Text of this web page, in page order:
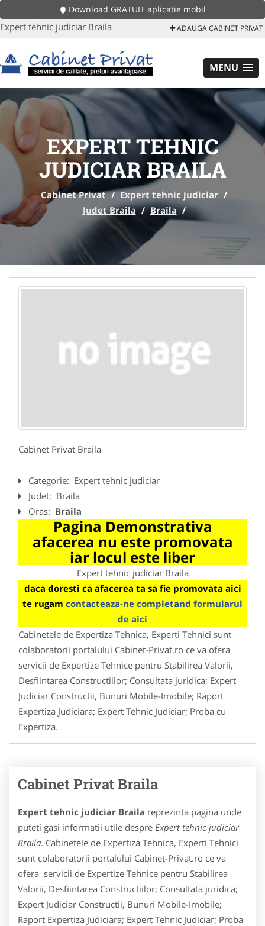
Download GRATUIT aplicatie mobil
Expert tehnic judiciar Braila ADAUGA CABINET PRIVAT
MENU
EXPERT TEHNIC
JUDICIAR BRAILA
Cabinet Privat / Expert tehnic judiciar /
Judet Braila / Braila /
Cabinet Privat Braila
Categorie: Expert tehnic judiciar
Judet: Braila
Oras: Braila
Pagina Demonstrativa
afacerea nu este promovata
iar locul este liber
Expert tehnic judiciar Braila
daca doresti ca afacerea ta sa fie promovata aici
te rugam contacteaza-ne completand formularul
de aici
Cabinetele de Expertiza Tehnica, Experti Tehnici sunt
colaboratorii portalului Cabinet-Privat.ro ce va ofera
servicii de Expertize Tehnice pentru Stabilirea Valorii,
Desfiintarea Constructiilor; Consultata juridica; Expert
Judiciar Constructii, Bunuri Mobile-Imobile; Raport
Expertiza Judiciara; Expert Tehnic Judiciar; Proba cu
Expertiza.
Cabinet Privat Braila
Expert tehnic judiciar Braila reprezinta pagina unde
puteti gasi informatii utile despre Expert tehnic judiciar
Braila. Cabinetele de Expertiza Tehnica, Experti Tehnici
sunt colaboratorii portalului Cabinet-Privat.ro ce va
ofera servicii de Expertize Tehnice pentru Stabilirea
Valorii, Desfiintarea Constructiilor; Consultata juridica;
Expert Judiciar Constructii, Bunuri Mobile-Imobile;
Raport Expertiza Judiciara; Expert Tehnic Judiciar; Proba